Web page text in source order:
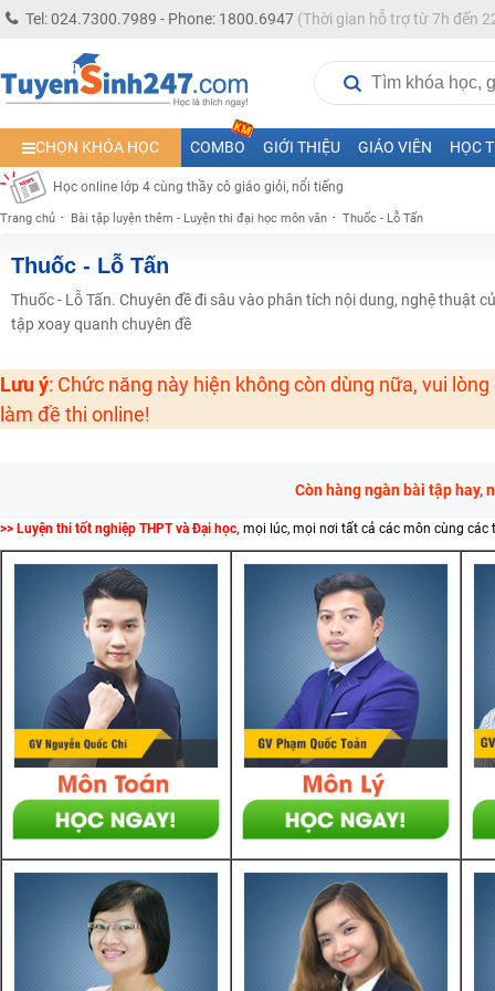
Tel: 024.7300.7989 - Phone: 1800.6947 (Thời gian hỗ trợ từ 7h đến
CHỌN KHÓA HỌC COMBO GIỚI THIỆU GIÁO VIÊN HỌC
Học online lớp 5 cùng thầy cô giáo giỏi, nổi tiếng
Học online lớp 6 cùng thầy cô giỏi, nổi tiếng
Học online lớp 8 cùng thầy cô giáo giỏi
2K13! Bứt Phá Lớp 5 Năm Học 2023 - 2024
Học online lớp 4 cùng thầy cô giáo giỏi, nổi tiếng
Học online lớp 3 cùng thầy cô giáo giỏi, nổi tiếng
Học online lớp 2 với thầy cô giáo giỏi, nổi tiếng
2K6! Lộ Trình Sun 2024 - Ba bước luyện thi TN THPT - ĐH ít nhất 25 điểm
Hot! Lễ hội đồng giá 449K - 499K toàn bộ khoá học tại Tuyensinh247
Đồng giá khóa học 499K - 399K (13/11-15/11)
Khai giảng các khóa lớp 9 Toán - Lý - Hóa - Văn - Anh năm 2018
Luyện thi vào lớp 10 môn Toán, Văn, Hóa, Anh, Lý với giáo viên giỏi và nổi
Trang chủ Bài tập luyện thêm - Luyện thi đại học môn văn Thuốc - Lỗ Tấn
Thuốc - Lỗ Tấn
Thuốc - Lỗ Tấn. Chuyên đề đi sâu vào phân tích nội dung, nghệ thuật
tập xoay quanh chuyên đề
Lưu ý: Chức năng này hiện không còn dùng nữa, vui
làm đề thi online!
Còn hàng ngàn bài tập hay,
>> Luyện thi tốt nghiệp THPT và Đại học, mọi lúc, mọi nơi tất cả các môn cùng các